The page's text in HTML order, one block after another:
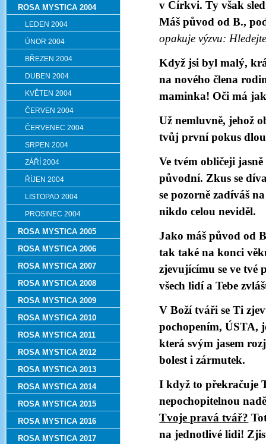
v Církvi. Ty však
Máš původ od B.,
opakuje výzvu:
Když jsi byl malý,
na nového člena
maminka! Oči má
Už nemluvně, jehož
tvůj první pokus
Ve tvém obličeji
původní. Zkus se
se pozorně zadíváš
nikdo celou neviděl.
Jako máš původ od
tak také na konci
zjevujícímu se ve tvé
všech lidí a Tebe
V Boží tváři se Ti
pochopením, ÚSTA,
která svým jasem
bolest i zármutek.
I když to překračuje
nepochopitelnou
Tvoje pravá tvář?
na jednotlivé lidi!
ROSA MYSTICA 2004
LEDEN 2004
ÚNOR 2004
BŘEZEN 2004
DUBEN 2004
KVĚTEN 2004
ČERVEN 2004
ČERVENEC 2004
SRPEN 2004
ZÁŘÍ 2004
ŘÍJEN 2004
LISTOPAD 2004
PROSINEC 2004
ROSA MYSTICA 2005
ROSA MYSTICA 2006
ROSA MYSTICA 2007
ROSA MYSTICA 2008
ROSA MYSTICA 2009
ROSA MYSTICA 2010
ROSA MYSTICA 2011
ROSA MYSTICA 2012
ROSA MYSTICA 2013
ROSA MYSTICA 2014
ROSA MYSTICA 2015
ROSA MYSTICA 2016
ROSA MYSTICA 2017